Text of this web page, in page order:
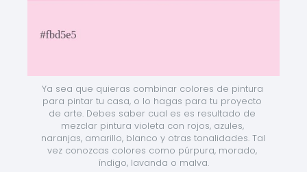
Ya sea que quieras combinar colores de pintura
para pintar tu casa, o lo hagas para tu proyecto
de arte. Debes saber cual es es resultado de
mezclar pintura violeta con rojos, azules,
naranjas, amarillo, blanco y otras tonalidades. Tal
vez conozcas colores como púrpura, morado,
índigo, lavanda o malva.